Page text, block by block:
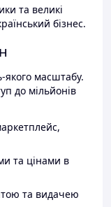
та великі
бізнес.
якого масштабу.
до мільйонів
та цінами в
та видачею